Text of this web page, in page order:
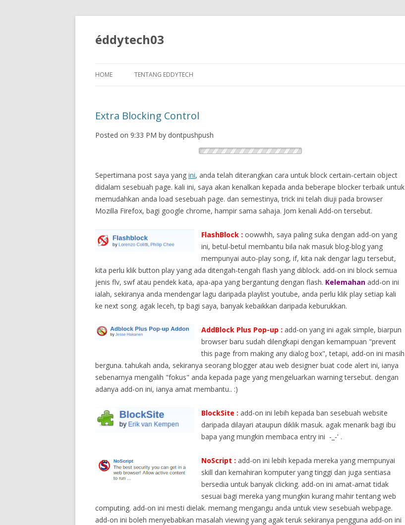
éddytech03
HOME TENTANG EDDYTECH
Extra Blocking Control
Posted on 9:33 PM by dontpushpush
Sepertimana post saya yang ini, anda telah diterangkan cara untuk block certain-certain object
didalam sesebuah page. kali ini, saya akan kenalkan kepada anda beberape blocker terbaik untuk
memudahkan anda load sesebuah page. dan semestinya, trick ini telah diuji pada browser
Mozilla Firefox, bagi google chrome, hampir sama sahaja. Jom kenali Add-on tersebut.
FlashBlock : oowwhh, saya paling suka dengan add-on yang
ini, betul-betul membantu bila nak masuk blog-blog yang
mempunyai auto-play song, if, kita nak dengar lagu tersebut,
kita perlu klik button play yang ada ditengah-tengah flash yang diblock. add-on ini block semua
jenis flv, swf atau pendek kata, apa-apa yang bergantung dengan flash. Kelemahan add-on ini
ialah, sekiranya anda mendengar lagu daripada playlist youtube, anda perlu klik play setiap kali
ke next song. agak leceh, tp bagi saya, banyak kebaikkan daripada keburukkan.
AddBlock Plus Pop-up : add-on yang ini agak simple, biarpun
browser baru sudah dilengkapi dengan kemampuan "prevent
this page from making any dialog box", tetapi, add-on ini masih
berguna. tahukah anda, sekiranya seorang blogger atau web designer buat code alert ini, ianya
sebenarnya mengalih "fokus" anda kepada page yang mengeluarkan warning tersebut. dengan
adanya add-on ini, ianya amat membantu.. :)
BlockSite : add-on ini lebih kepada ban sesebuah website
daripada dilayari ataupun diklik masuk. agak menarik bagi ibu
bapa yang mungkin membaca entry ini -_-' .
NoScript : add-on ini lebih kepada mereka yang mempunyai
skill dan kemahiran komputer yang tinggi dan juga sentiasa
bersedia untuk banyak clicking. add-on ini amat-amat tidak
sesuai bagi mereka yang mungkin kurang mahir tentang web
computing. add-on ini mesti dielak. memang mengangu anda untuk view sesebuah webpage.
add-on ini boleh menyebabkan masalah viewing yang agak teruk sekiranya pengguna add-on ini